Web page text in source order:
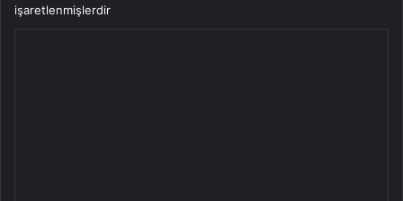
işaretlenmişlerdir